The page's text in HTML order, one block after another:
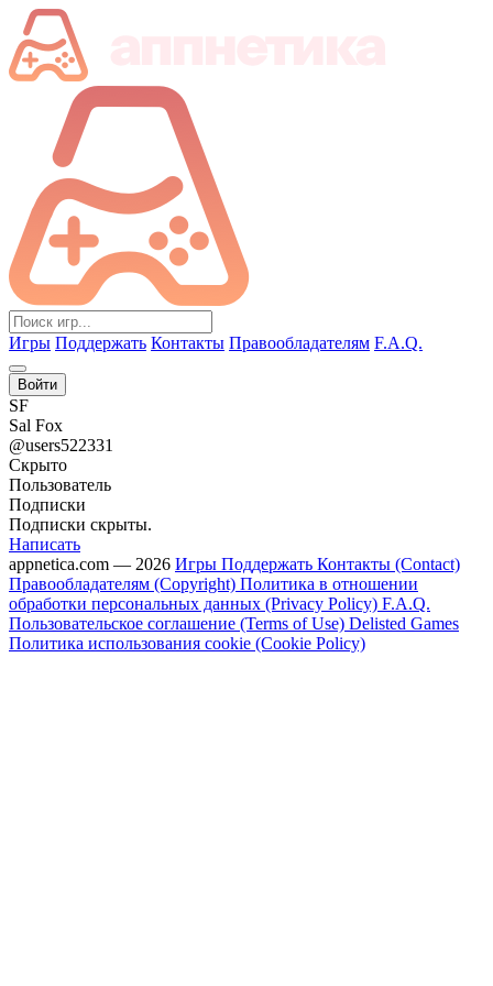
Игры Поддержать Контакты Правообладателям F.A.Q.
Войти
SF
Sal Fox
@users522331
Скрыто
Пользователь
Подписки
Подписки скрыты.
Написать
appnetica.com — 2026 Игры Поддержать Контакты (Contact)
Правообладателям (Copyright) Политика в отношении
обработки персональных данных (Privacy Policy) F.A.Q.
Пользовательское соглашение (Terms of Use) Delisted Games
Политика использования cookie (Cookie Policy)